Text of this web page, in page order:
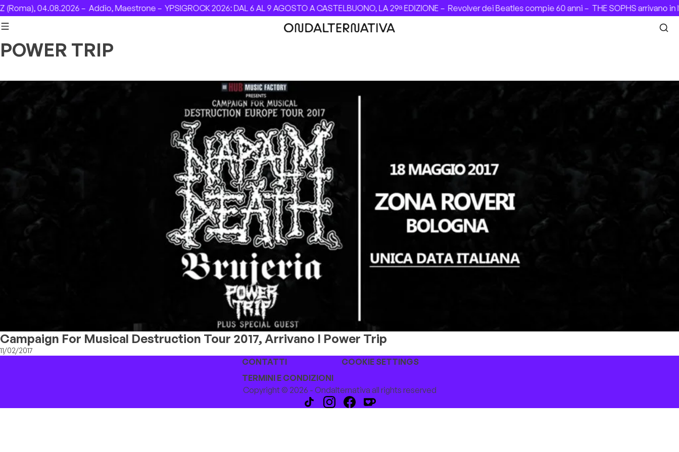
Skip to content04.08.2026 – Addio, Maestrone – YPSIGROCK 2026: DAL 6 AL 9 AGOSTO A CASTELBUONO, LA 29ª EDIZIONE – Revolver dei Beatles compie 60 anni – THE SOPHS arrivano in
POWER TRIP
Campaign For Musical Destruction Tour 2017, Arrivano I Power Trip
11/02/2017
CONTATTI
COOKIE SETTINGS
TERMINI E CONDIZIONI
Copyright © 2026 - Ondalternativa all rights reserved